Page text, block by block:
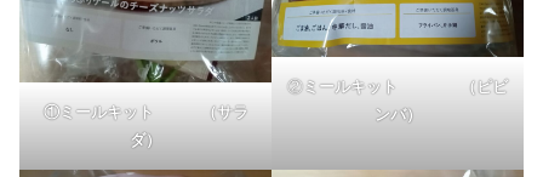
①ミールキット （サラ
ダ）
②ミールキット （ピビ
ンバ）